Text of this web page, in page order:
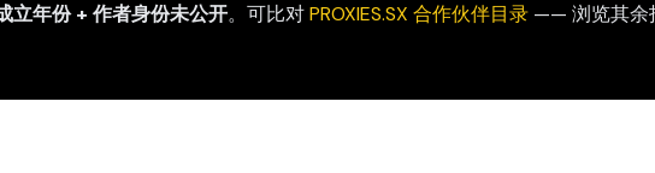
立年份 + 作者身份未公开。可比对PROXIES.SX 合作伙伴目录 —— 浏览其余